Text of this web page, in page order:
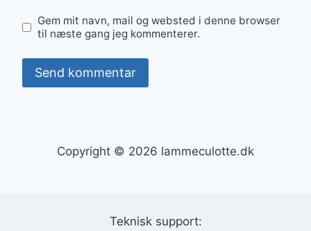
Gem mit navn, mail og websted i denne browser
til næste gang jeg kommenterer.
Copyright © 2026 lammeculotte.dk
Teknisk support: